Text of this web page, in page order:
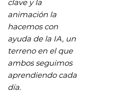
clave y la
animación la
hacemos con
ayuda de la IA, un
terreno en el que
ambos seguimos
aprendiendo cada
día.